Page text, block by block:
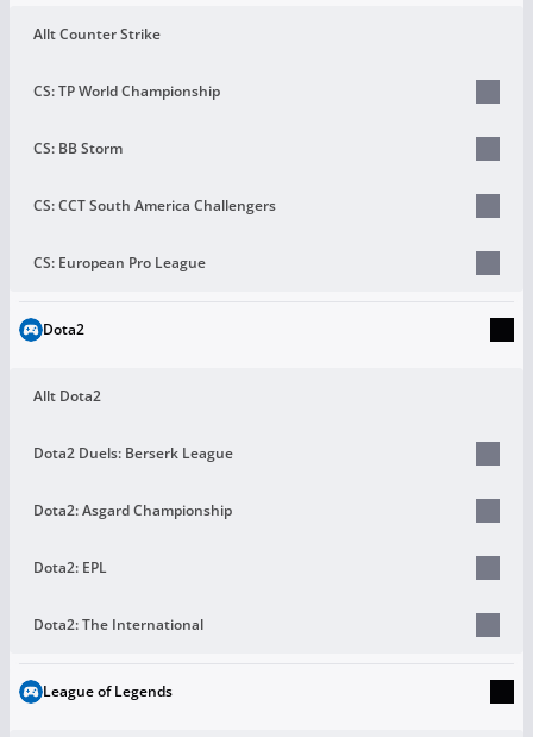
Allt Counter Strike
CS: TP World Championship
CS: BB Storm
CS: CCT South America Challengers
CS: European Pro League
Dota2
Allt Dota2
Dota2 Duels: Berserk League
Dota2: Asgard Championship
Dota2: EPL
Dota2: The International
League of Legends